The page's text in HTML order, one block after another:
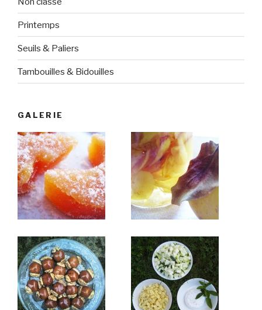
Printemps
Seuils & Paliers
Tambouilles & Bidouilles
GALERIE